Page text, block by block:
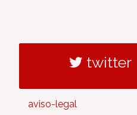
twitter
aviso-legal